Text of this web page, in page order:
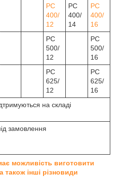
РС
400/
12
РС
400/
14
РС
400/
16
РС
500/
12
РС
500/
16
РС
625/
12
РС
625/
16
на складі
замовлення
можливість виготовити
також інші різновиди